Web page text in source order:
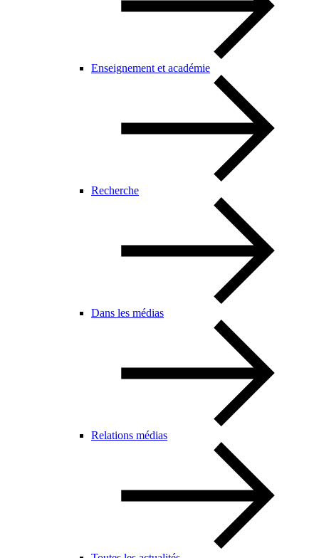
Enseignement et académie
Recherche
Dans les médias
Relations médias